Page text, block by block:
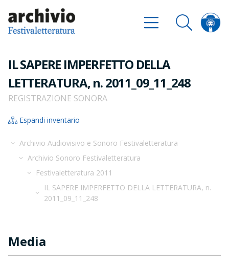
IL SAPERE IMPERFETTO DELLA
LETTERATURA, n. 2011_09_11_248
REGISTRAZIONE SONORA
Espandi inventario
Archivio Audiovisivo e Sonoro Festivaletteratura
Archivio Sonoro Festivaletteratura
Festivaletteratura 2011
IL SAPERE IMPERFETTO DELLA LETTERATURA, n.
2011_09_11_248
Media